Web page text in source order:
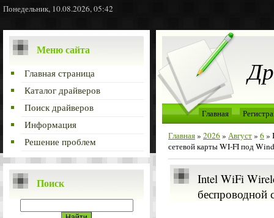
Понедельник, 10.08.2026, 05:42
Меню сайта
Главная страница
Каталог драйверов
Поиск драйверов
Информация
Решение проблем
Поиск
Главная
Главная» 2026» Август» 6»
сетевой карты WI-FI под
Intel WiFi
беспроводной